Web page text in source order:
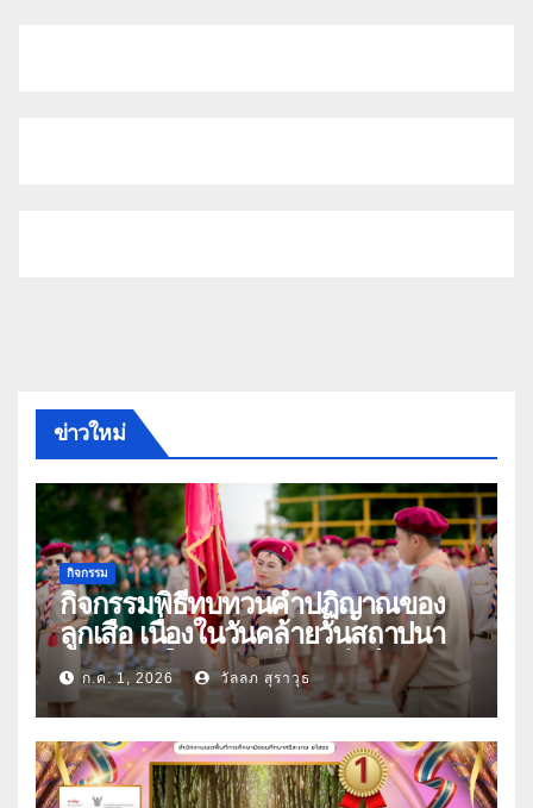
ข่าวใหม่
กิจกรรม
กิจกรรมพิธีทบทวนคำปฏิญาณของ
ลูกเสือ เนื่องในวันคล้ายวันสถาปนา
คณะลูกเสือแห่งชาติ ประจำปี 2569
ก.ค. 1, 2026 วัลลภ สุราวุธ